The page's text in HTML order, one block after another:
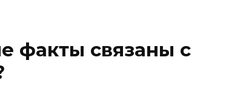
факты связаны с